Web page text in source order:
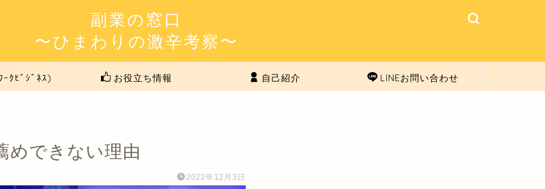
副業の窓口
〜ひまわりの激辛考察〜
ｰｸﾋﾞｼﾞﾈｽ) お役立ち情報 自己紹介 LINEお問い合わせ
めできない理由
2022年12月3日